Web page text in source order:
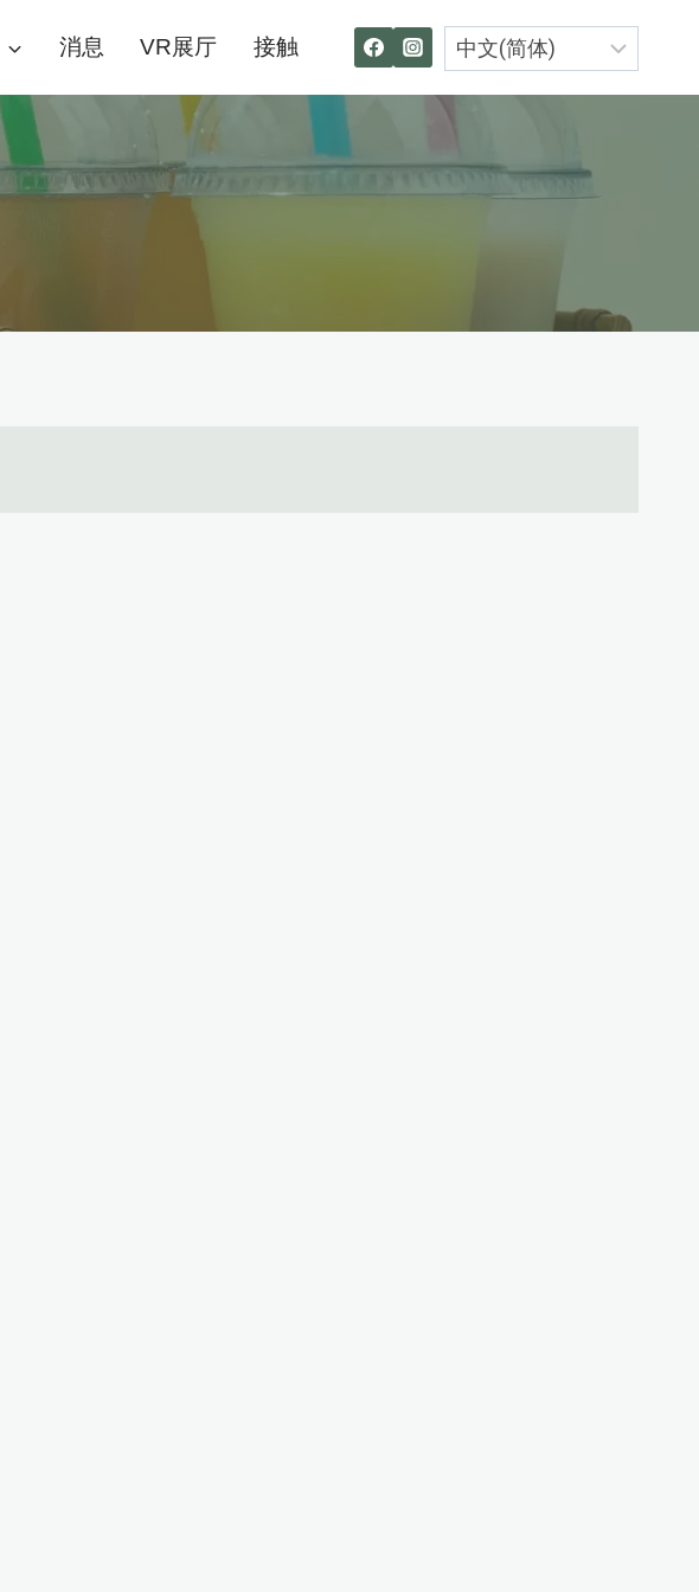
消息 VR展厅 接触